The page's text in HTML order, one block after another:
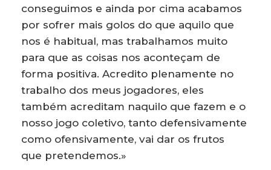
conseguimos e ainda por cima acabamos
por sofrer mais golos do que aquilo que
nos é habitual, mas trabalhamos muito
para que as coisas nos aconteçam de
forma positiva. Acredito plenamente no
trabalho dos meus jogadores, eles
também acreditam naquilo que fazem e o
nosso jogo coletivo, tanto defensivamente
como ofensivamente, vai dar os frutos
que pretendemos.»